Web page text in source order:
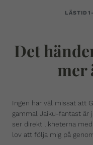
LÄSTID
Det
mer
Ingen har väl missat att
gammal Jaiku-fantast är
ser direkt likheterna
lov att följa mig på